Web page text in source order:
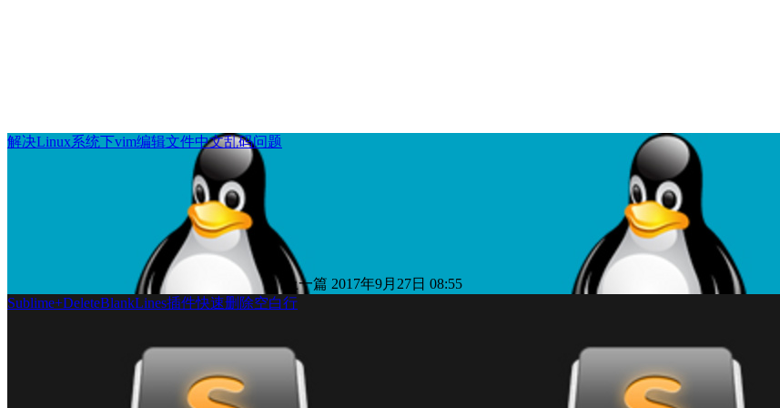
解决Linux系统下vim编辑文件中文乱码问题
上一篇 2017年9月27日 08:55
Sublime+DeleteBlankLines插件快速删除空白行